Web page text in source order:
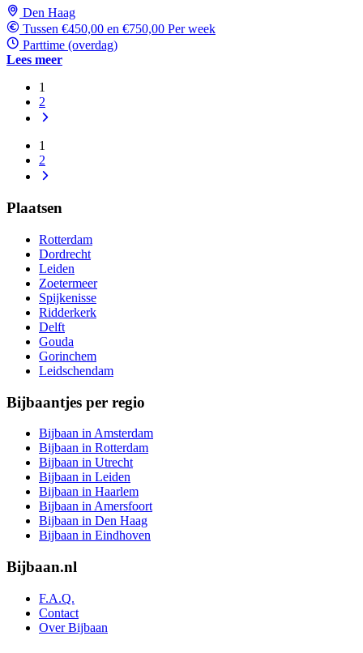
Den Haag
Tussen €450,00 en €750,00 Per week
Parttime (overdag)
Lees meer
1
2
1
2
Plaatsen
Rotterdam
Dordrecht
Leiden
Zoetermeer
Spijkenisse
Ridderkerk
Delft
Gouda
Gorinchem
Leidschendam
Bijbaantjes per regio
Bijbaan in Amsterdam
Bijbaan in Rotterdam
Bijbaan in Utrecht
Bijbaan in Leiden
Bijbaan in Haarlem
Bijbaan in Amersfoort
Bijbaan in Den Haag
Bijbaan in Eindhoven
Bijbaan.nl
F.A.Q.
Contact
Over Bijbaan